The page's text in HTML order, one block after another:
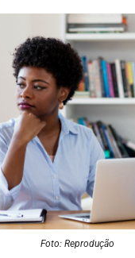
Foto: Reprodução